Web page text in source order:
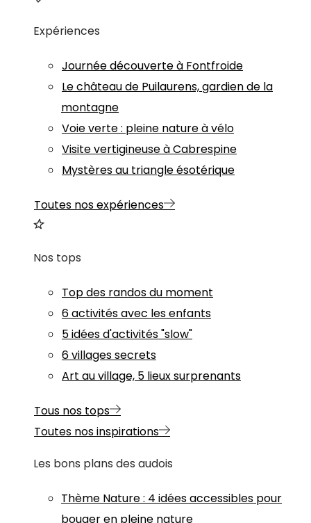
Expériences
Journée découverte à Fontfroide
Le château de Puilaurens, gardien de la
montagne
Voie verte : pleine nature à vélo
Visite vertigineuse à Cabrespine
Mystères au triangle ésotérique
Toutes nos expériences
Nos tops
Top des randos du moment
6 activités avec les enfants
5 idées d'activités "slow"
6 villages secrets
Art au village, 5 lieux surprenants
Tous nos tops
Toutes nos inspirations
Les bons plans des audois
Thème Nature: 4 idées accessibles pour
bouger en pleine nature